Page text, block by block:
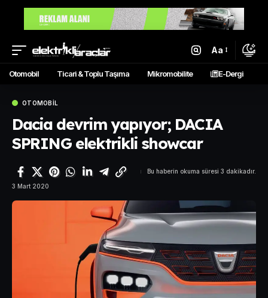
Aa
Otomobil Ticari & Toplu Taşıma Mikromobilite E-Dergi
OTOMOBIL
Dacia devrim yapıyor; DACIA
SPRING elektrikli showcar
3 Mart 2020
Bu haberin okuma süresi 3 dakikadır.